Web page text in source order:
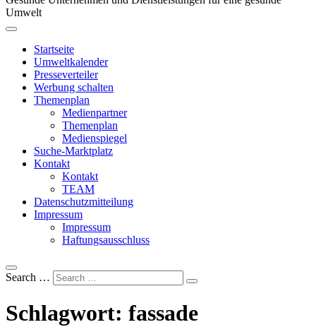
Umwelt
Startseite
Umweltkalender
Presseverteiler
Werbung schalten
Themenplan
Medienpartner
Themenplan
Medienspiegel
Suche-Marktplatz
Kontakt
Kontakt
TEAM
Datenschutzmitteilung
Impressum
Impressum
Haftungsausschluss
Search …
Schlagwort: fassade